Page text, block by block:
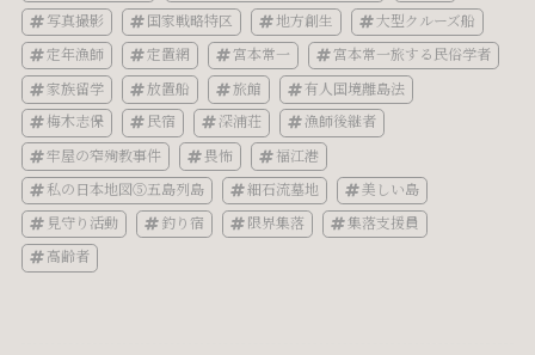
写真撮影
国家戦略特区 地方創生
大型クルーズ船
定年漁師
定置網 宮本常一
宮本常一旅する民俗学者
家族留学
放置船 旅館
有人国境離島法
梅木志保
民宿 深浦荘
漁師後継者
牢屋の窄殉教事件
畏怖
福江港
私の日本地図⑤五島列島
細石流墓地
美しい島
見守り活動
釣り宿 限界集落
集落支援員
高齢者